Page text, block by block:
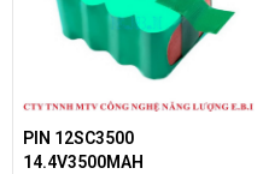
PIN 12SC3500
14.4V3500MAH